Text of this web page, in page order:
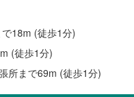
18m (徒歩1分)
(徒歩1分)
所まで69m (徒歩1分)